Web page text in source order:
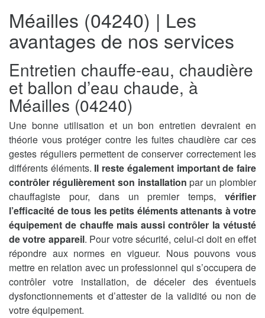
Méailles (04240) | Les
avantages de nos services
Entretien chauffe-eau, chaudière
et ballon d’eau chaude, à
Méailles (04240)
Une bonne utilisation et un bon entretien devraient en
théorie vous protéger contre les fuites chaudière car ces
gestes réguliers permettent de conserver correctement les
différents éléments. Il reste également important de faire
contrôler régulièrement son installation par un plombier
chauffagiste pour, dans un premier temps, vérifier
l’efficacité de tous les petits éléments attenants à votre
équipement de chauffe mais aussi contrôler la vétusté
de votre appareil. Pour votre sécurité, celui-ci doit en effet
répondre aux normes en vigueur. Nous pouvons vous
mettre en relation avec un professionnel qui s’occupera de
contrôler votre installation, de déceler des éventuels
dysfonctionnements et d’attester de la validité ou non de
votre équipement.